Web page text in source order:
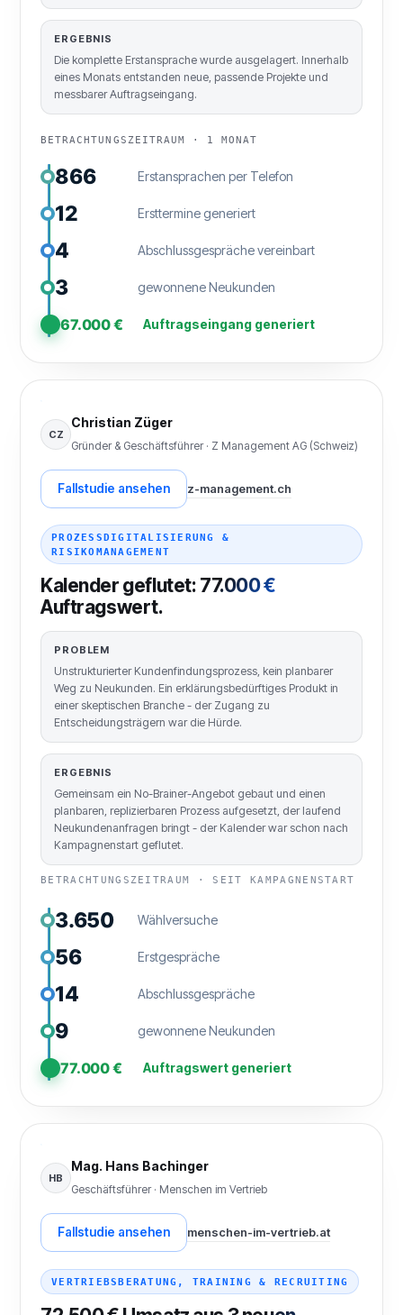
ERGEBNIS
Die komplette Erstansprache wurde ausgelagert. Innerhalb
eines Monats entstanden neue, passende Projekte und
messbarer Auftragseingang.
BETRACHTUNGSZEITRAUM · 1 MONAT
866 Erstansprachen per Telefon
12 Ersttermine generiert
4 Abschlussgespräche vereinbart
3 gewonnene Neukunden
67.000 € Auftragseingang generiert
CZ
Christian Züger
Gründer & Geschäftsführer · Z Management AG (Schweiz)
Fallstudie ansehen z-management.ch
PROZESSDIGITALISIERUNG &
RISIKOMANAGEMENT
Kalender geflutet: 77.000 €
Auftragswert.
PROBLEM
Unstrukturierter Kundenfindungsprozess, kein planbarer
Weg zu Neukunden. Ein erklärungsbedürftiges Produkt in
einer skeptischen Branche - der Zugang zu
Entscheidungsträgern war die Hürde.
ERGEBNIS
Gemeinsam ein No-Brainer-Angebot gebaut und einen
planbaren, replizierbaren Prozess aufgesetzt, der laufend
Neukundenanfragen bringt - der Kalender war schon nach
Kampagnenstart geflutet.
BETRACHTUNGSZEITRAUM · SEIT KAMPAGNENSTART
3.650 Wählversuche
56 Erstgespräche
14 Abschlussgespräche
9 gewonnene Neukunden
77.000 € Auftragswert generiert
HB
Mag. Hans Bachinger
Geschäftsführer · Menschen im Vertrieb
Fallstudie ansehen menschen-im-vertrieb.at
VERTRIEBSBERATUNG, TRAINING & RECRUITING